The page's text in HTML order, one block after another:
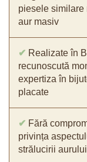
piesele similare
aur masiv
✔ Realizate în
recunoscută
expertiza în
placate
✔ Fără
privința
strălucirii aurului